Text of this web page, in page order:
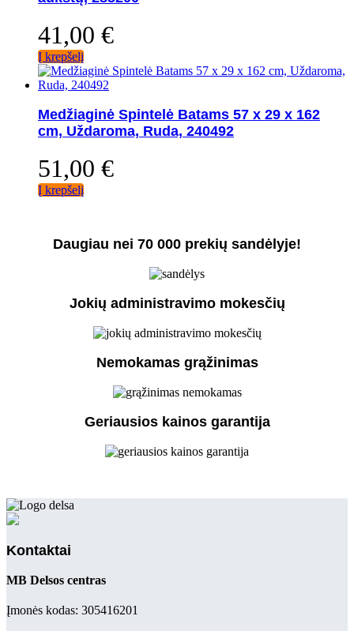
41,00 €
Į krepšelį
Medžiaginė Spintelė Batams 57 x 29 x 162
cm, Uždaroma, Ruda, 240492
51,00 €
Į krepšelį
Daugiau nei 70 000 prekių sandėlyje!
Jokių administravimo mokesčių
Nemokamas grąžinimas
Geriausios kainos garantija
Kontaktai
MB Delsos centras
Įmonės kodas: 305416201